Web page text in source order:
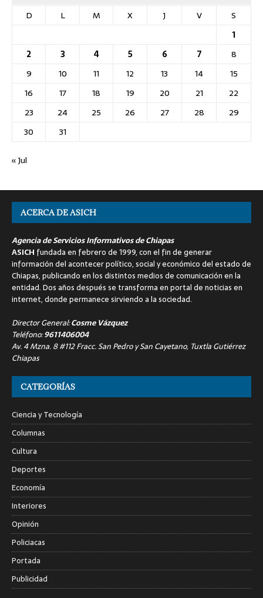
D
L M X J V
S
1
2
3 4 5 6 7
8
9
10 11 12 13 14
15
16
17 18 19 20 21
22
23
24 25 26 27 28
29
30
31
« Jul
ACERCA DE ASICH
Agencia de Servicios Informativos de Chiapas
ASICH fundada en febrero de 1999, con el fin de generar
información del acontecer político, social y económico del estado de
Chiapas, publicando en los distintos medios de comunicación en la
entidad. Dos años después se transforma en portal de noticias en
internet, donde permanece sirviendo a la sociedad.
Director General:Cosme Vázquez
Teléfono:9611406004
Av. 4 Mzna. 8 #112 Fracc. San Pedro y San Cayetano, Tuxtla Gutiérrez
Chiapas
CATEGORÍAS
Ciencia y Tecnología
Columnas
Cultura
Deportes
Economía
Interiores
Opinión
Policiacas
Portada
Publicidad